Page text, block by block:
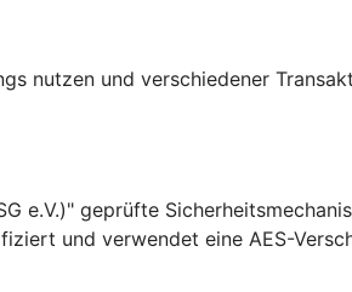
nutzen und verschiedener
e.V.)" geprüfte
und verwendet eine AES-